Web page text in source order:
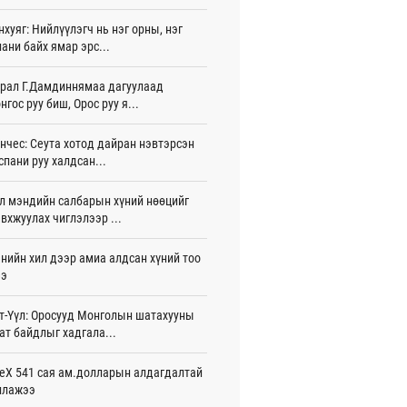
15 цаг 40 мин
Н.Амарзаяа: 32 хуудастай
дэвтэр долоо хоногт л дүүрдэг
15 цаг 31 мин
байна
12 цаг 01 мин
80 мянган евро хандивлажээ
11 цаг 30 мин
өртэй шатахуун импортлогч ААН-
дансыг битүүмжлэхгүй
аагим халуун өдрүүд үргэлжилсээр
11 цаг 20 мин
шигшээ баг Азийн наадам-д
Нийлүүлэгч нь нэг орны, нэг
байх ямар эрс...
Г.Дамдиннямаа дагуулаад
руу биш, Орос руу я...
Сеута хотод дайран нэвтэрсэн
руу халдсан...
мэндийн салбарын хүний нөөцийг
чиглэлээр ...
хил дээр амиа алдсан хүний тоо
Үүл: Оросууд Монголын шатахууны
байдлыг хадгала...
541 сая ам.долларын алдагдалтай